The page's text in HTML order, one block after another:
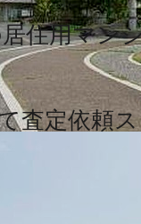
住用マン
査定依頼